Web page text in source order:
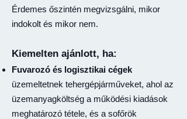
Érdemes őszintén megvizsgálni, mikor
indokolt és mikor nem.
Kiemelten ajánlott, ha:
Fuvarozó és logisztikai cégek
üzemeltetnek tehergépjárműveket, ahol az
üzemanyagköltség a működési kiadások
meghatározó tétele, és a sofőrök